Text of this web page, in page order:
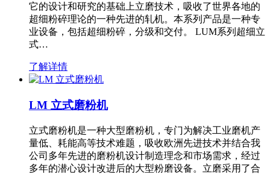
它的设计和研究的基础上立磨技术，吸收了世界各地的
超细粉碎理论的一种先进的轧机。本系列产品是一种专
业设备，包括超细粉碎，分级和交付。 LUM系列超细立
式…
了解详情
LM 立式磨粉机
立式磨粉机是一种大型磨粉机，专门为解决工业磨机产
量低、耗能高等技术难题，吸收欧洲先进技术并结合我
公司多年先进的磨粉机设计制造理念和市场需求，经过
多年的潜心设计改进后的大型粉磨设备。立磨采用了合